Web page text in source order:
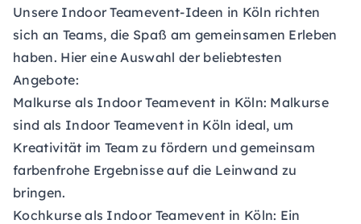
Unsere Indoor Teamevent-Ideen in Köln richten
sich an Teams, die Spaß am gemeinsamen Erleben
haben. Hier eine Auswahl der beliebtesten
Angebote:
Malkurse als Indoor Teamevent in Köln: Malkurse
sind als Indoor Teamevent in Köln ideal, um
Kreativität im Team zu fördern und gemeinsam
farbenfrohe Ergebnisse auf die Leinwand zu
bringen.
Kochkurse als Indoor Teamevent in Köln: Ein